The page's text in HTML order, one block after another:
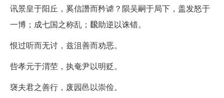
讯景皇于阳丘，奚信譖而矜谑？陨吴嗣于局下，盖发怒于
一博；成七国之称乱；飜助逆以诛错。
恨过听而无讨，兹沮善而劝恶。
呰孝元于渭茔，执奄尹以明贬。
襃夫君之善行，废园邑以崇俭。